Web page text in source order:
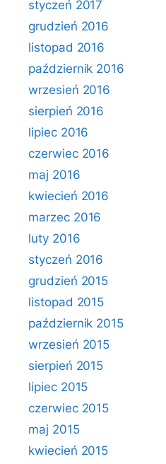
styczeń 2017
grudzień 2016
listopad 2016
październik 2016
wrzesień 2016
sierpień 2016
lipiec 2016
czerwiec 2016
maj 2016
kwiecień 2016
marzec 2016
luty 2016
styczeń 2016
grudzień 2015
listopad 2015
październik 2015
wrzesień 2015
sierpień 2015
lipiec 2015
czerwiec 2015
maj 2015
kwiecień 2015